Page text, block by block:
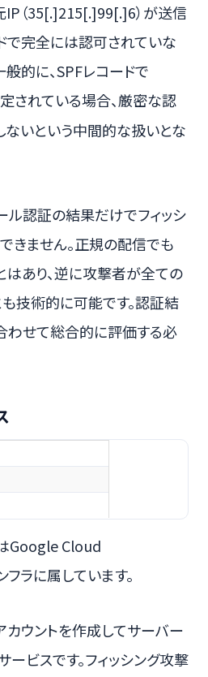
（35[.]215[.]99[.]6）が送信
で完全には認可されていな
般的に、SPFレコードで
されている場合、厳密な認
いという中間的な扱いとな
ル認証の結果だけでフィッシ
きません。正規の配信でも
あり、逆に攻撃者が全ての
技術的に可能です。認証結
わせて総合的に評価する必
Google Cloud
ラに属しています。
カウントを作成してサーバー
ービスです。フィッシング攻撃